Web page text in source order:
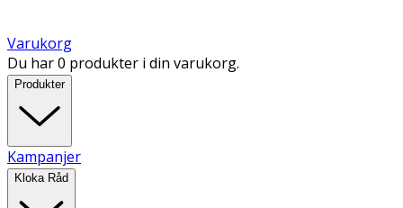
Varukorg
Du har 0 produkter i din varukorg.
Produkter
Kampanjer
Kloka Råd